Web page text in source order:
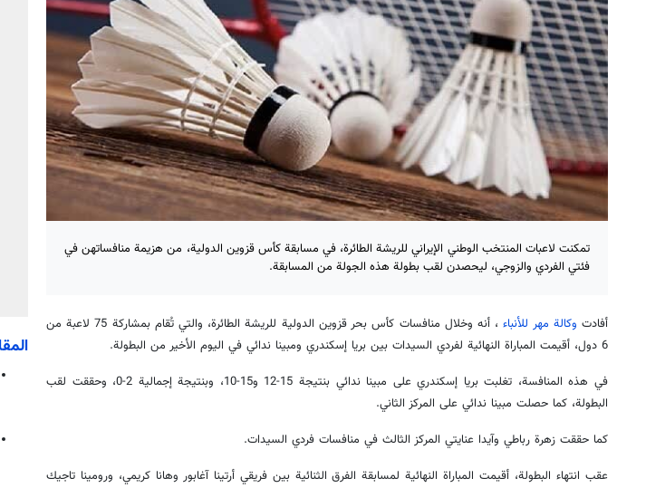
تمكنت لاعبات المنتخب الوطني الإيراني للريشة الطائرة، في مسابقة كأس قزوين الدولية، من هزيمة منافساتهن في
فئتي الفردي والزوجي، ليحصدن لقب بطولة هذه الجولة من المسابقة.
أفادت وكالة مهر للأنباء
، أنه وخلال منافسات كأس بحر قزوين الدولية للريشة الطائرة، والتي تُقام بمشاركة 75 لاعبة من
6 دول، أقيمت المباراة النهائية لفردي السيدات بين بريا إسكندري ومبينا ندائي في اليوم الأخير من البطولة.
في هذه المنافسة، تغلبت بريا إسكندري على مبينا ندائي بنتيجة 15-12 و15-10، وبنتيجة إجمالية 2-0، وحققت لقب
البطولة، كما حصلت مبينا ندائي على المركز الثاني.
كما حققت زهرة رباطي وآيدا عنايتي المركز الثالث في منافسات فردي السيدات.
عقب انتهاء البطولة، أقيمت المباراة النهائية لمسابقة الفرق الثنائية بين فريقي أرتينا آغابور وهانا كريمي، ورومينا تاجيك